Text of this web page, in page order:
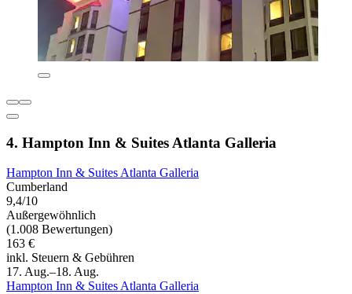
4. Hampton Inn & Suites Atlanta Galleria
Hampton Inn & Suites Atlanta Galleria
Cumberland
9,4/10
Außergewöhnlich
(1.008 Bewertungen)
163 €
inkl. Steuern & Gebühren
17. Aug.–18. Aug.
Hampton Inn & Suites Atlanta Galleria